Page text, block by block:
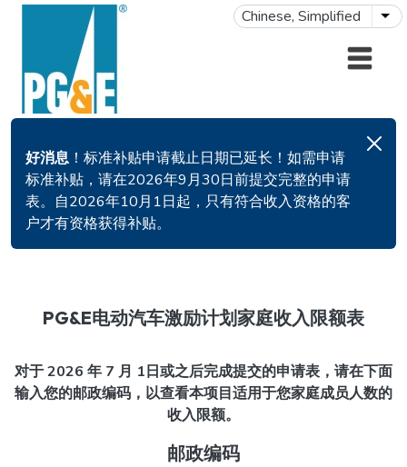
跳转到主要内容 Chinese, Simplified 列
好消息！标准补贴申请截止日期已延长！如需申请
标准补贴，请在2026年9月30日前提交完整的申请
表。自2026年10月1日起，只有符合收入资格的客
户才有资格获得补贴。
PG&E电动汽车激励计划家庭收入限额表
对于 2026 年 7 月 1日或之后完成提交的申请表，请在下面
输入您的邮政编码，以查看本项目适用于您家庭成员人数的
收入限额。
邮政编码